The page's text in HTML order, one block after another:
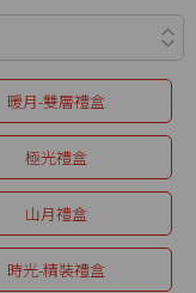
暖月-雙層禮盒
極光禮盒
山月禮盒
時光-精裝禮盒